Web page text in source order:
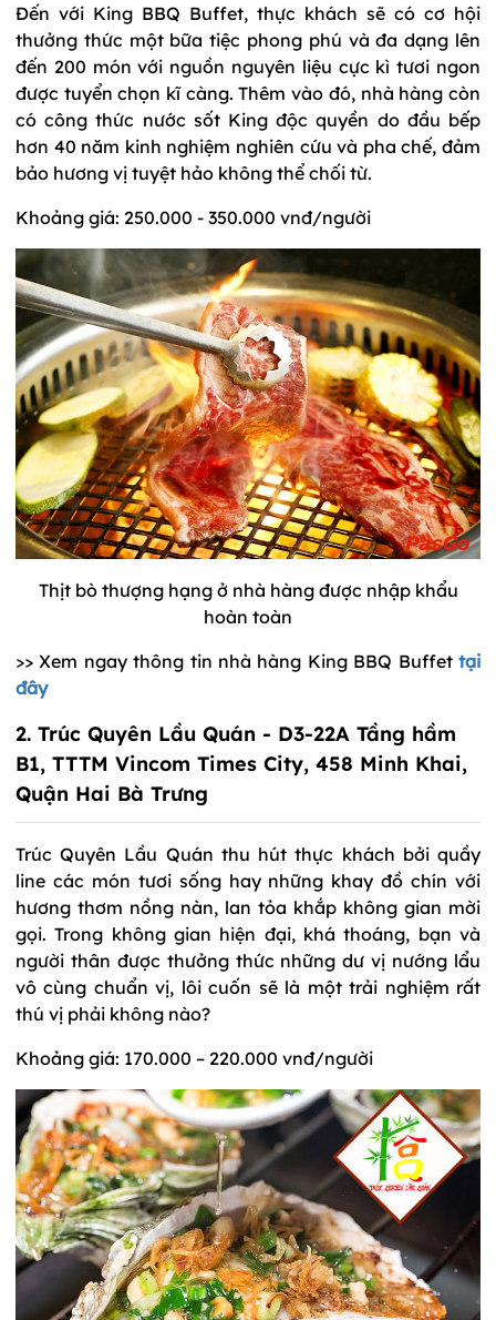
Đến với King BBQ Buffet, thực khách sẽ có cơ hội
thưởng thức một bữa tiệc phong phú và đa dạng lên
đến 200 món với nguồn nguyên liệu cực kì tươi ngon
được tuyển chọn kĩ càng. Thêm vào đó, nhà hàng còn
có công thức nước sốt King độc quyền do đầu bếp
hơn 40 năm kinh nghiệm nghiên cứu và pha chế, đảm
bảo hương vị tuyệt hảo không thể chối từ.
Khoảng giá: 250.000 - 350.000 vnđ/người
Thịt bò thượng hạng ở nhà hàng được nhập khẩu
hoàn toàn
>> Xem ngay thông tin nhà hàng King BBQ Buffet tại
đây
2. Trúc Quyên Lầu Quán - D3-22A Tầng hầm
B1, TTTM Vincom Times City, 458 Minh Khai,
Quận Hai Bà Trưng
Trúc Quyên Lầu Quán thu hút thực khách bởi quầy
line các món tươi sống hay những khay đồ chín với
hương thơm nồng nàn, lan tỏa khắp không gian mời
gọi. Trong không gian hiện đại, khá thoáng, bạn và
người thân được thưởng thức những dư vị nướng lẩu
vô cùng chuẩn vị, lôi cuốn sẽ là một trải nghiệm rất
thú vị phải không nào?
Khoảng giá: 170.000 – 220.000 vnđ/người